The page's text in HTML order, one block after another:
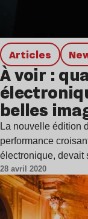
Articles
À voir :
belles
La nouvelle édition
performance
électronique,
28 avril 2020